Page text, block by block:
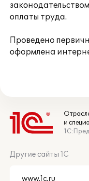
оплаты труда.
Проведено
оформлена
и
Другие сайты 1С